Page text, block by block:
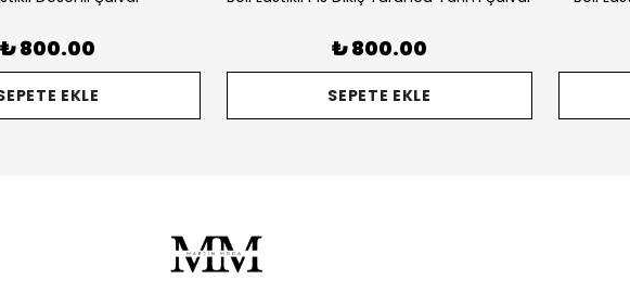
₺ 800.00
EKLE
₺ 800.00
SEPETE EKLE